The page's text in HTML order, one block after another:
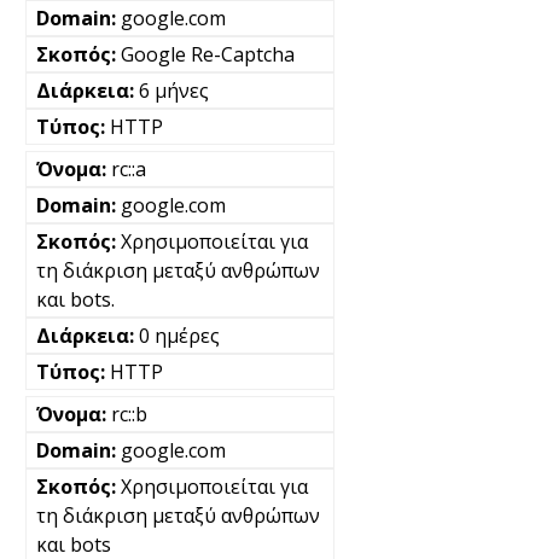
google.com
Google Re-Captcha
6 μήνες
HTTP
rc::a
google.com
Χρησιμοποιείται για
τη διάκριση μεταξύ ανθρώπων
και bots.
0 ημέρες
HTTP
rc::b
google.com
Χρησιμοποιείται για
τη διάκριση μεταξύ ανθρώπων
και bots